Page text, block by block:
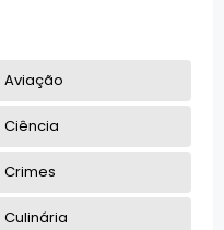
Aviação
Ciência
Crimes
Culinária